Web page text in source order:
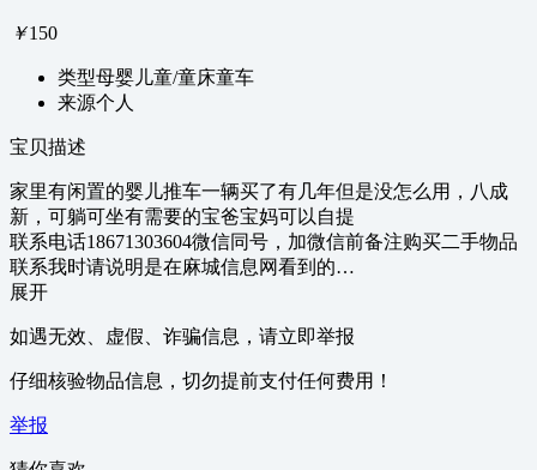
￥150
类型母婴儿童/童床童车
来源个人
宝贝描述
家里有闲置的婴儿推车一辆买了有几年但是没怎么用，八成
新，可躺可坐有需要的宝爸宝妈可以自提
联系电话18671303604微信同号，加微信前备注购买二手物品
联系我时请说明是在麻城信息网看到的…
展开
如遇无效、虚假、诈骗信息，请立即举报
仔细核验物品信息，切勿提前支付任何费用！
举报